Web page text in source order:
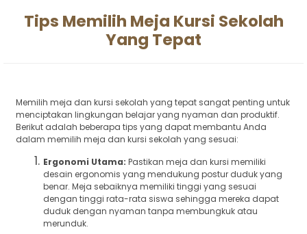
Tips Memilih Meja Kursi Sekolah
Yang Tepat
Memilih meja dan kursi sekolah yang tepat sangat penting untuk
menciptakan lingkungan belajar yang nyaman dan produktif.
Berikut adalah beberapa tips yang dapat membantu Anda
dalam memilih meja dan kursi sekolah yang sesuai:
Ergonomi Utama: Pastikan meja dan kursi memiliki
desain ergonomis yang mendukung postur duduk yang
benar. Meja sebaiknya memiliki tinggi yang sesuai
dengan tinggi rata-rata siswa sehingga mereka dapat
duduk dengan nyaman tanpa membungkuk atau
merunduk.